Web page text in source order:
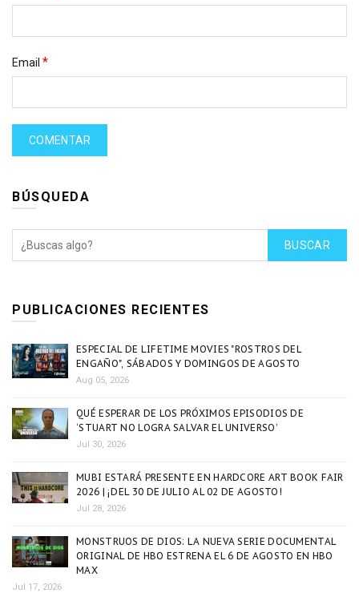
Email *
BÚSQUEDA
BUSCAR
PUBLICACIONES RECIENTES
ESPECIAL DE LIFETIME MOVIES "ROSTROS DEL
ENGAÑO", SÁBADOS Y DOMINGOS DE AGOSTO
Aug 05, 2026
QUÉ ESPERAR DE LOS PRÓXIMOS EPISODIOS DE
‘STUART NO LOGRA SALVAR EL UNIVERSO’
Jul 30, 2026
MUBI ESTARÁ PRESENTE EN HARDCORE ART BOOK FAIR
2026 | ¡DEL 30 DE JULIO AL 02 DE AGOSTO!
Jul 28, 2026
MONSTRUOS DE DIOS: LA NUEVA SERIE DOCUMENTAL
ORIGINAL DE HBO ESTRENA EL 6 DE AGOSTO EN HBO
MAX
Jul 17, 2026